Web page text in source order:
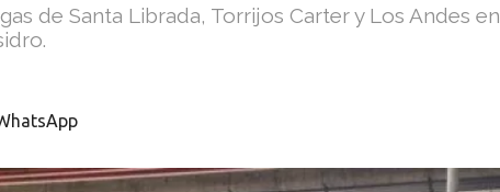
de Santa Librada, Torrijos Carter y Los Andes en